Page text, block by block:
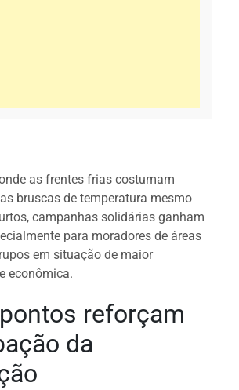
as frentes frias costumam
bruscas de temperatura mesmo
campanhas solidárias ganham
para moradores de áreas
em situação de maior
econômica.
reforçam
da